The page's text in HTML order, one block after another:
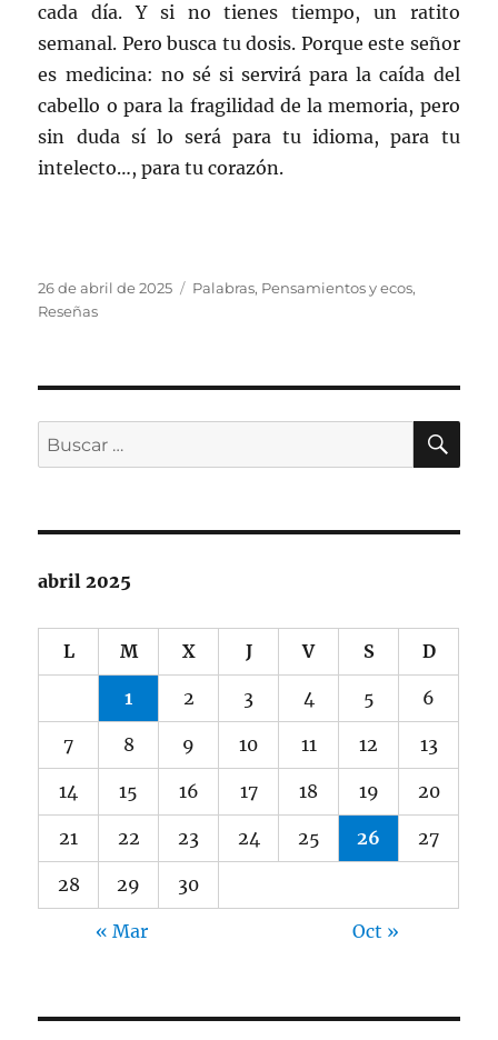
cada día. Y si no tienes tiempo, un ratito
semanal. Pero busca tu dosis. Porque este señor
es medicina: no sé si servirá para la caída del
cabello o para la fragilidad de la memoria, pero
sin duda sí lo será para tu idioma, para tu
intelecto…, para tu corazón.
Publicado
el
26 de abril de 2025 Categorías
Palabras, Pensamientos y ecos,
Reseñas
Buscar
por:
abril 2025
L M X J V S D
1 2 3 4 5 6
7 8 9 10 11 12 13
14 15 16 17 18 19 20
21 22 23 24 25 26 27
28 29 30
« Mar Oct »